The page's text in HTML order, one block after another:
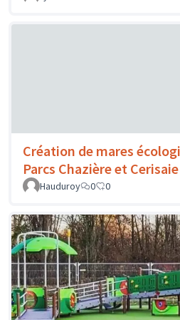
Création de mares
Parcs Chazière et Cerisaie
Hauduroy
0 0